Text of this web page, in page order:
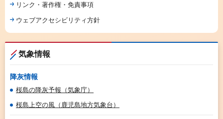
リンク・著作権・免責事項
ウェブアクセシビリティ方針
気象情報
降灰情報
桜島の降灰予報（気象庁）
桜島上空の風（鹿児島地方気象台）